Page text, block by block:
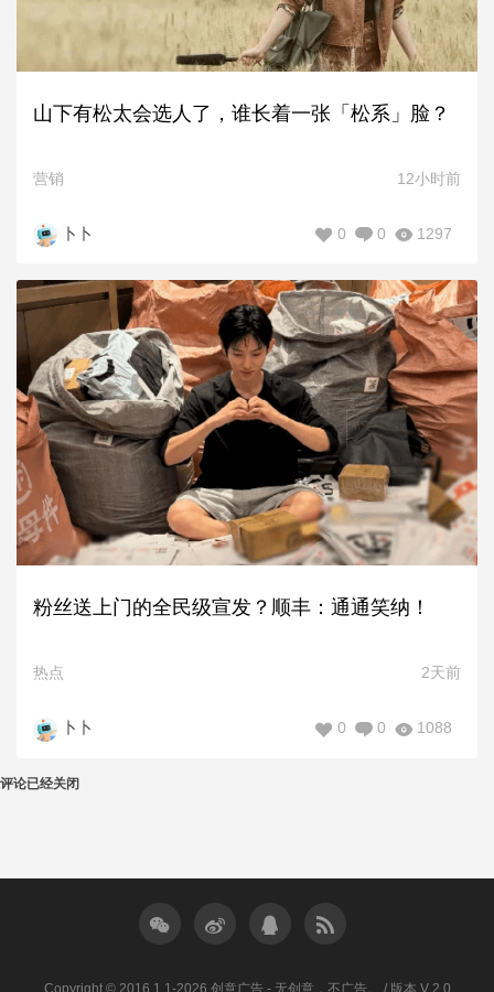
山下有松太会选人了，谁长着一张「松系」脸？
营销 12小时前
卜卜 1297
0
0
粉丝送上门的全民级宣发？顺丰：通通笑纳！
热点 2天前
卜卜 1088
0
0
评论已经关闭
Copyright © 2016.1.1-2026 创意广告 - 无创意，不广告。 / 版本 V 2.0